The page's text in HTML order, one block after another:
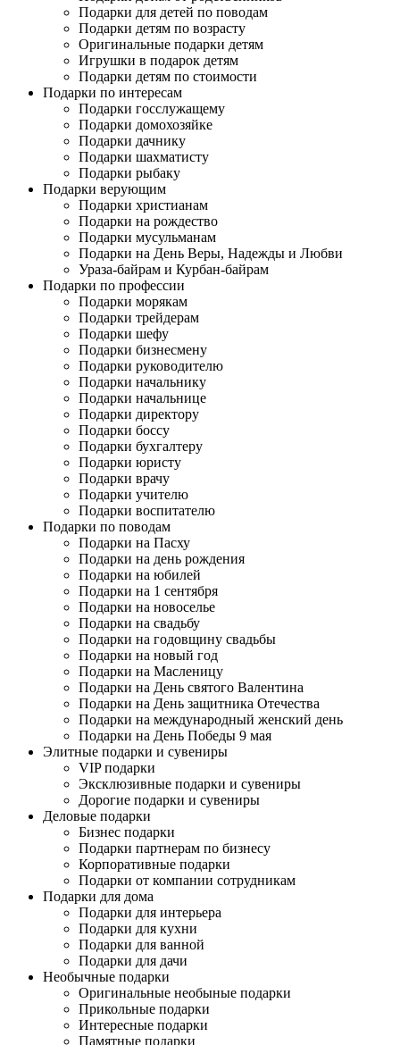
Подарки для детей по поводам
Подарки детям по возрасту
Оригинальные подарки детям
Игрушки в подарок детям
Подарки детям по стоимости
Подарки по интересам
Подарки госслужащему
Подарки домохозяйке
Подарки дачнику
Подарки шахматисту
Подарки рыбаку
Подарки верующим
Подарки христианам
Подарки на рождество
Подарки мусульманам
Подарки на День Веры, Надежды и Любви
Ураза-байрам и Курбан-байрам
Подарки по профессии
Подарки морякам
Подарки трейдерам
Подарки шефу
Подарки бизнесмену
Подарки руководителю
Подарки начальнику
Подарки начальнице
Подарки директору
Подарки боссу
Подарки бухгалтеру
Подарки юристу
Подарки врачу
Подарки учителю
Подарки воспитателю
Подарки по поводам
Подарки на Пасху
Подарки на день рождения
Подарки на юбилей
Подарки на 1 сентября
Подарки на новоселье
Подарки на свадьбу
Подарки на годовщину свадьбы
Подарки на новый год
Подарки на Масленицу
Подарки на День святого Валентина
Подарки на День защитника Отечества
Подарки на международный женский день
Подарки на День Победы 9 мая
Элитные подарки и сувениры
VIP подарки
Эксклюзивные подарки и сувениры
Дорогие подарки и сувениры
Деловые подарки
Бизнес подарки
Подарки партнерам по бизнесу
Корпоративные подарки
Подарки от компании сотрудникам
Подарки для дома
Подарки для интерьера
Подарки для кухни
Подарки для ванной
Подарки для дачи
Необычные подарки
Оригинальные необыные подарки
Прикольные подарки
Интересные подарки
Памятные подарки